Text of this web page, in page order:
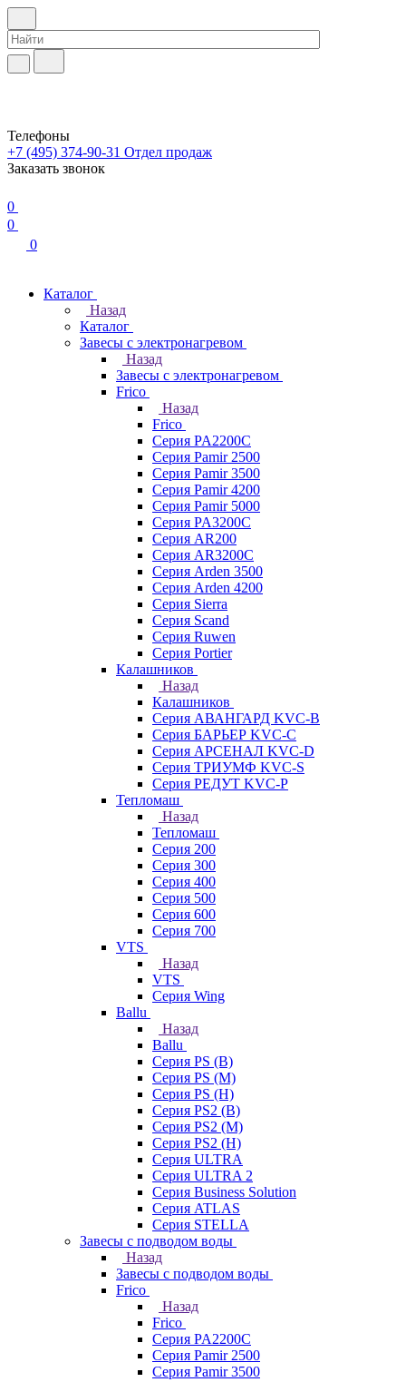
Телефоны
+7 (495) 374-90-31 Отдел продаж
Заказать звонок
0
0
0
Каталог
Назад
Каталог
Завесы с электронагревом
Назад
Завесы с электронагревом
Frico
Назад
Frico
Серия PA2200C
Серия Pamir 2500
Серия Pamir 3500
Серия Pamir 4200
Серия Pamir 5000
Серия PA3200C
Серия AR200
Серия AR3200C
Серия Arden 3500
Серия Arden 4200
Серия Sierra
Серия Scand
Серия Ruwen
Серия Portier
Калашников
Назад
Калашников
Серия АВАНГАРД KVC-B
Серия БАРЬЕР KVC-C
Серия АРСЕНАЛ KVC-D
Серия ТРИУМФ KVC-S
Серия РЕДУТ KVC-P
Тепломаш
Назад
Тепломаш
Серия 200
Серия 300
Серия 400
Серия 500
Серия 600
Серия 700
VTS
Назад
VTS
Серия Wing
Ballu
Назад
Ballu
Серия PS (B)
Серия PS (M)
Серия PS (H)
Серия PS2 (B)
Серия PS2 (M)
Серия PS2 (H)
Серия ULTRA
Серия ULTRA 2
Серия Business Solution
Серия ATLAS
Серия STELLA
Завесы с подводом воды
Назад
Завесы с подводом воды
Frico
Назад
Frico
Серия PA2200C
Серия Pamir 2500
Серия Pamir 3500